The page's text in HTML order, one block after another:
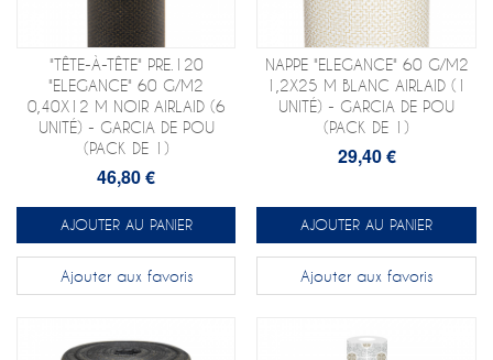
"TÊTE-À-TÊTE" PRE.120
"ELEGANCE" 60 G/M2
0,40X12 M NOIR AIRLAID (6
UNITÉ) - GARCIA DE POU
(PACK DE 1)
46,80 €
AJOUTER AU PANIER
Ajouter aux favoris
NAPPE "ELEGANCE" 60 G/M2
1,2X25 M BLANC AIRLAID (1
UNITÉ) - GARCIA DE POU
(PACK DE 1)
29,40 €
AJOUTER AU PANIER
Ajouter aux favoris